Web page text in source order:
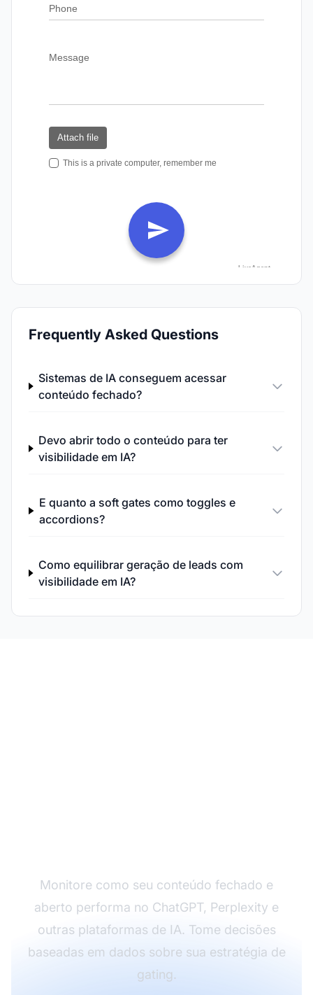
Frequently Asked Questions
Sistemas de IA conseguem acessar
conteúdo fechado?
Devo abrir todo o conteúdo para ter
visibilidade em IA?
E quanto a soft gates como toggles e
accordions?
Como equilibrar geração de leads com
visibilidade em IA?
Monitore como seu conteúdo fechado e
aberto performa no ChatGPT, Perplexity e
outras plataformas de IA. Tome decisões
baseadas em dados sobre sua estratégia de
gating.